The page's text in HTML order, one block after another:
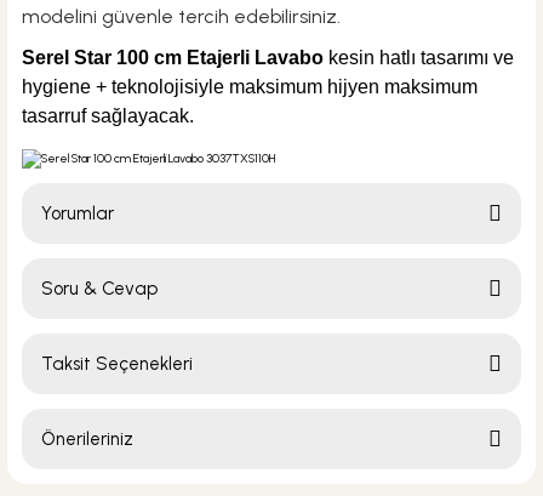
modelini güvenle tercih edebilirsiniz.
Serel Star 100 cm Etajerli Lavabo kesin hatlı tasarımı ve
hygiene + teknolojisiyle maksimum hijyen maksimum
tasarruf sağlayacak.
Yorumlar
Soru & Cevap
Taksit Seçenekleri
Önerileriniz